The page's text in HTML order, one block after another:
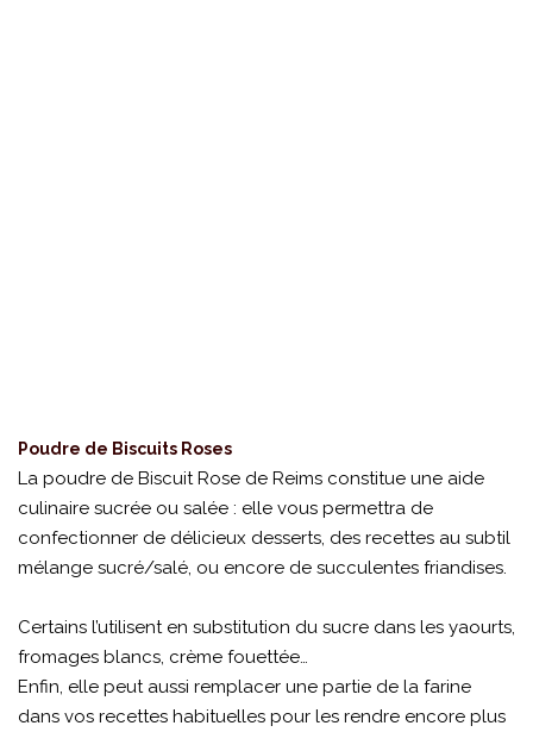
Poudre de Biscuits Roses
La poudre de Biscuit Rose de Reims constitue une aide
culinaire sucrée ou salée : elle vous permettra de
confectionner de délicieux desserts, des recettes au subtil
mélange sucré/salé, ou encore de succulentes friandises.
Certains l’utilisent en substitution du sucre dans les yaourts,
fromages blancs, crème fouettée…
Enfin, elle peut aussi remplacer une partie de la farine
dans vos recettes habituelles pour les rendre encore plus